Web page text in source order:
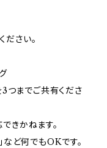
さい。
3つまでご共有くださ
きかねます。
など何でもOKです。